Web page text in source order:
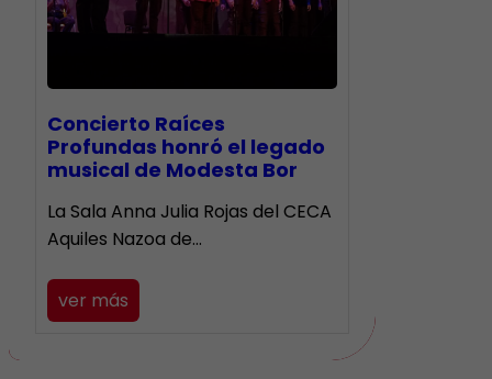
​Concierto Raíces
Profundas honró el legado
musical de Modesta Bor
La Sala Anna Julia Rojas del CECA
Aquiles Nazoa de…
ver más